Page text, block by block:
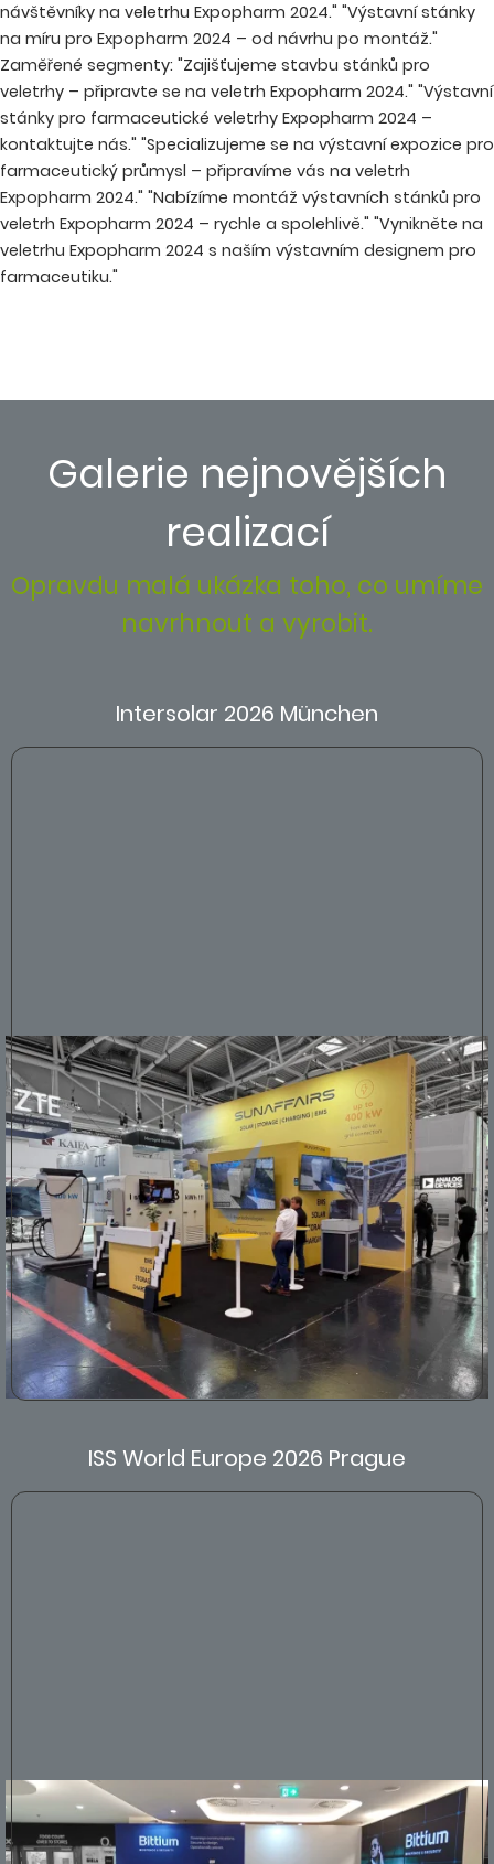
návštěvníky na veletrhu Expopharm 2024." "Výstavní stánky
na míru pro Expopharm 2024 – od návrhu po montáž."
Zaměřené segmenty: "Zajišťujeme stavbu stánků pro
veletrhy – připravte se na veletrh Expopharm 2024." "Výstavní
stánky pro farmaceutické veletrhy Expopharm 2024 –
kontaktujte nás." "Specializujeme se na výstavní expozice pro
farmaceutický průmysl – připravíme vás na veletrh
Expopharm 2024." "Nabízíme montáž výstavních stánků pro
veletrh Expopharm 2024 – rychle a spolehlivě." "Vynikněte na
veletrhu Expopharm 2024 s naším výstavním designem pro
farmaceutiku."
Galerie nejnovějších
realizací
Opravdu malá ukázka toho, co umíme
navrhnout a vyrobit.
Intersolar 2026 München
ISS World Europe 2026 Prague